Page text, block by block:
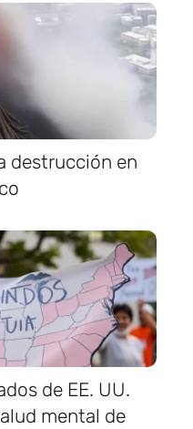
destrucción en
de EE. UU.
mental de